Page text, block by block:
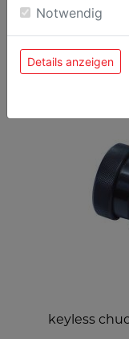
POPULAR
keyless
Einwilligung zu
Notwendig
Details anzeigen